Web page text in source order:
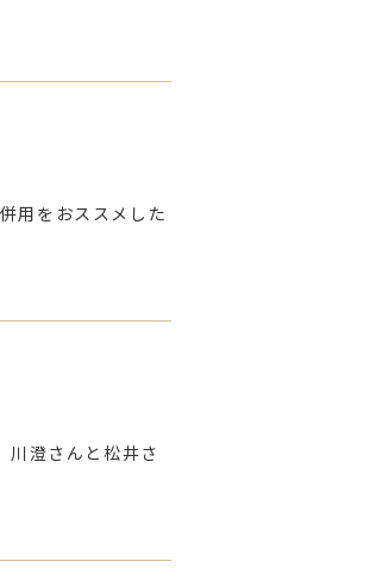
用をおススメした
川澄さんと松井さ